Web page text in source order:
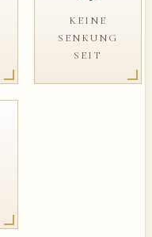
KEINE
SENKUNG
SEIT